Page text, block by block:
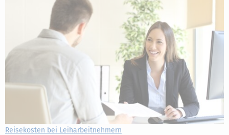
Reisekosten bei Leiharbeitnehmern